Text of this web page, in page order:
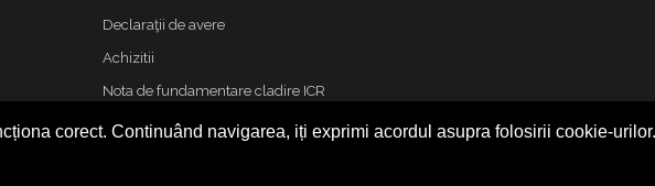
corect. Continuând navigarea, iți exprimi acordul asupra folosirii cookie-urilor.
Declaraţii de avere
Achizitii
Nota de fundamentare cladire ICR
Contact